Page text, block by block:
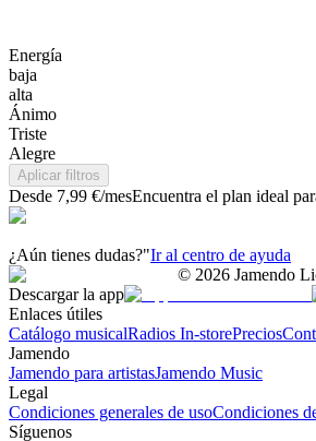
Energía
baja
alta
Ánimo
Triste
Alegre
Aplicar filtros
Desde 7,99 €/mesEncuentra el plan ideal
¿Aún tienes dudas?"Ir al centro de ayuda
© 2026 Jamendo
Descargar la app
Enlaces útiles
Catálogo musicalRadios In-storePrecios
Jamendo
Jamendo para artistasJamendo Music
Legal
Condiciones generales de usoCondiciones
Síguenos